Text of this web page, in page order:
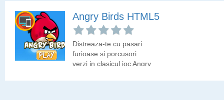
Chicken intr-un adevarat
supererou.
Angry Birds HTML5
Distreaza-te cu pasari
furioase si porcusori
verzi in clasicul joc Angry